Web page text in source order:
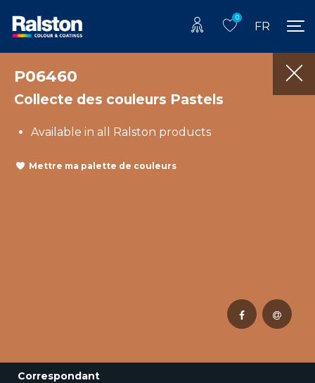
0
FR
P06460
Collecte des couleurs Pastels
Available in all Ralston products
Mettre ma palette de couleurs
Correspondant